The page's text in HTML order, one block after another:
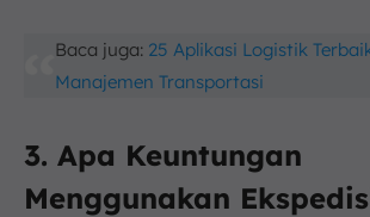
Baca juga: 25 Aplikasi Logistik
Manajemen Transportasi
3. Apa Keuntungan
Menggunakan